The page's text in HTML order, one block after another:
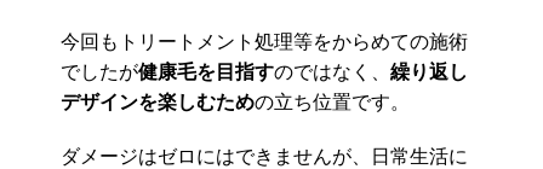
今回もトリートメント処理等をからめての施術
でしたが健康毛を目指すのではなく、 繰り返し
デザインを楽しむための立ち位置です。
ダメージはゼロにはできませんが、日常生活に